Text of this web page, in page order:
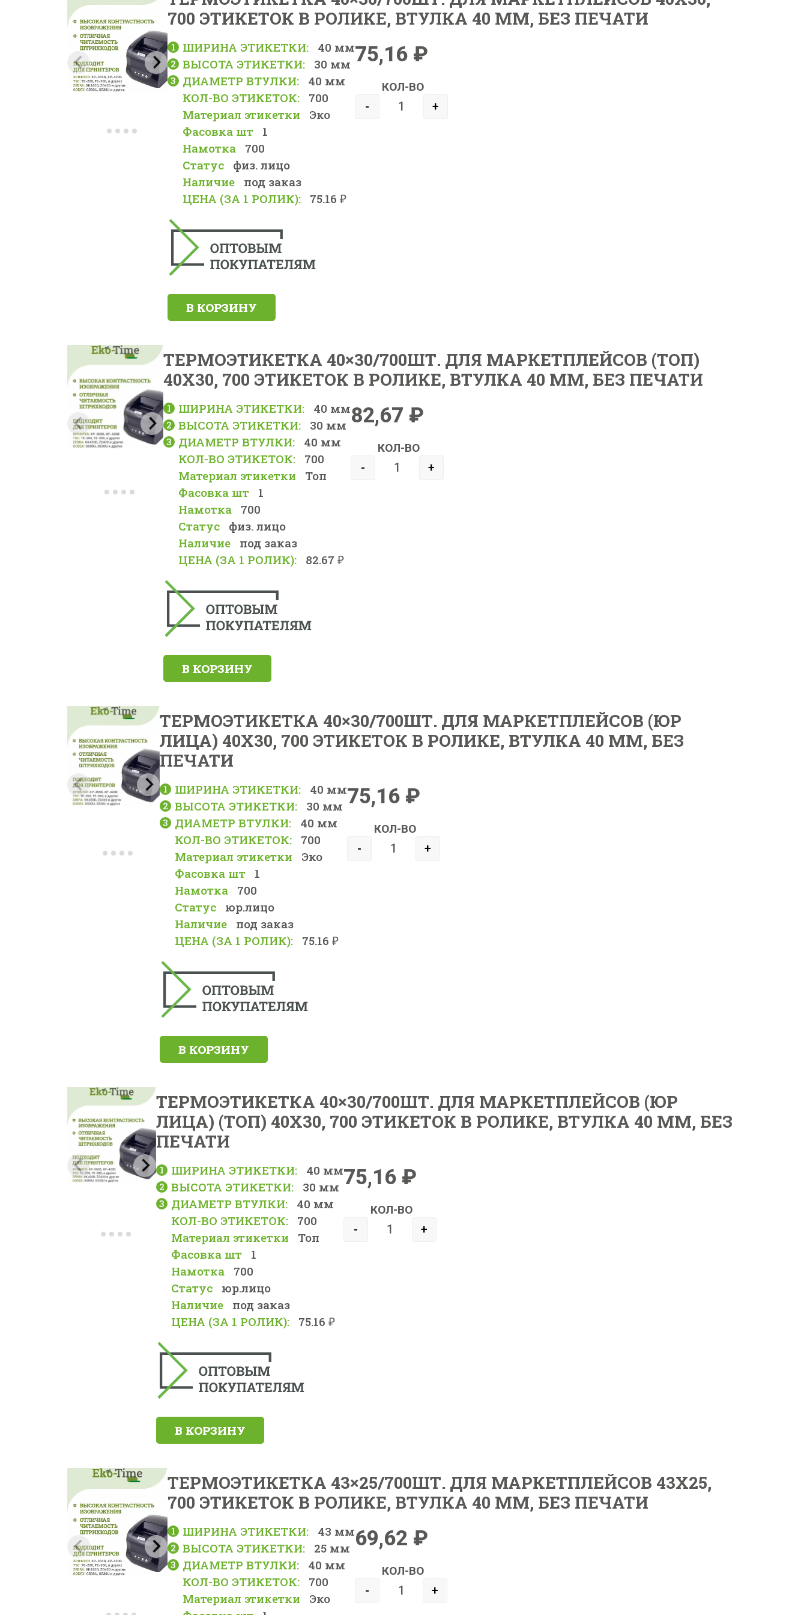
700 ЭТИКЕТОК В РОЛИКЕ, ВТУЛКА 40 ММ, БЕЗ ПЕЧАТИ
ШИРИНА ЭТИКЕТКИ:
40 мм
ВЫСОТА ЭТИКЕТКИ:
30 мм
ДИАМЕТР ВТУЛКИ:
40 мм
КОЛ-ВО ЭТИКЕТОК:
700
Материал этикетки
Эко
Фасовка шт
1
Намотка
700
Статус
физ. лицо
Наличие
под заказ
ЦЕНА (ЗА 1 РОЛИК):
75.16 ₽
75,16 ₽
КОЛ-ВО
- +
В КОРЗИНУ
ТЕРМОЭТИКЕТКА 40×30/700ШТ. ДЛЯ МАРКЕТПЛЕЙСОВ (ТОП)
40X30, 700 ЭТИКЕТОК В РОЛИКЕ, ВТУЛКА 40 ММ, БЕЗ ПЕЧАТИ
ШИРИНА ЭТИКЕТКИ:
40 мм
ВЫСОТА ЭТИКЕТКИ:
30 мм
ДИАМЕТР ВТУЛКИ:
40 мм
КОЛ-ВО ЭТИКЕТОК:
700
Материал этикетки
Топ
Фасовка шт
1
Намотка
700
Статус
физ. лицо
Наличие
под заказ
ЦЕНА (ЗА 1 РОЛИК):
82.67 ₽
82,67 ₽
КОЛ-ВО
- +
В КОРЗИНУ
ТЕРМОЭТИКЕТКА 40×30/700ШТ. ДЛЯ МАРКЕТПЛЕЙСОВ (ЮР
ЛИЦА) 40X30, 700 ЭТИКЕТОК В РОЛИКЕ, ВТУЛКА 40 ММ, БЕЗ
ПЕЧАТИ
ШИРИНА ЭТИКЕТКИ:
40 мм
ВЫСОТА ЭТИКЕТКИ:
30 мм
ДИАМЕТР ВТУЛКИ:
40 мм
КОЛ-ВО ЭТИКЕТОК:
700
Материал этикетки
Эко
Фасовка шт
1
Намотка
700
Статус
юр.лицо
Наличие
под заказ
ЦЕНА (ЗА 1 РОЛИК):
75.16 ₽
75,16 ₽
КОЛ-ВО
- +
В КОРЗИНУ
ТЕРМОЭТИКЕТКА 40×30/700ШТ. ДЛЯ МАРКЕТПЛЕЙСОВ (ЮР
ЛИЦА) (ТОП) 40X30, 700 ЭТИКЕТОК В РОЛИКЕ, ВТУЛКА 40 ММ, БЕЗ
ПЕЧАТИ
ШИРИНА ЭТИКЕТКИ:
40 мм
ВЫСОТА ЭТИКЕТКИ:
30 мм
ДИАМЕТР ВТУЛКИ:
40 мм
КОЛ-ВО ЭТИКЕТОК:
700
Материал этикетки
Топ
Фасовка шт
1
Намотка
700
Статус
юр.лицо
Наличие
под заказ
ЦЕНА (ЗА 1 РОЛИК):
75.16 ₽
75,16 ₽
КОЛ-ВО
- +
В КОРЗИНУ
ТЕРМОЭТИКЕТКА 43×25/700ШТ. ДЛЯ МАРКЕТПЛЕЙСОВ 43X25,
700 ЭТИКЕТОК В РОЛИКЕ, ВТУЛКА 40 ММ, БЕЗ ПЕЧАТИ
ШИРИНА ЭТИКЕТКИ:
43 мм
ВЫСОТА ЭТИКЕТКИ:
25 мм
ДИАМЕТР ВТУЛКИ:
40 мм
КОЛ-ВО ЭТИКЕТОК:
700
Материал этикетки
Эко
69,62 ₽
КОЛ-ВО
- +